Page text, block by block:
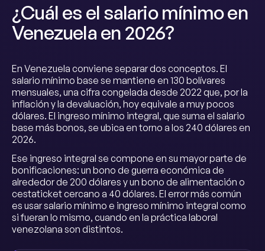
¿Cuál es el salario mínimo en
Venezuela en 2026?
En Venezuela conviene separar dos conceptos. El
salario mínimo base se mantiene en 130 bolívares
mensuales, una cifra congelada desde 2022 que, por la
inflación y la devaluación, hoy equivale a muy pocos
dólares. El ingreso mínimo integral, que suma el salario
base más bonos, se ubica en torno a los 240 dólares en
2026.
Ese ingreso integral se compone en su mayor parte de
bonificaciones: un bono de guerra económica de
alrededor de 200 dólares y un bono de alimentación o
cestaticket cercano a 40 dólares. El error más común
es usar salario mínimo e ingreso mínimo integral como
si fueran lo mismo, cuando en la práctica laboral
venezolana son distintos.